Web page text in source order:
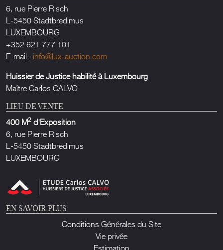
6, rue Pierre Risch
L-5450 Stadtbredimus
LUXEMBOURG
+352 621 777 101
E-mail : info@lux-auction.com
Huissier de Justice habilité à Luxembourg
Maître Carlos CALVO
LIEU DE VENTE
400 M2 d'Exposition
6, rue Pierre Risch
L-5450 Stadtbredimus
LUXEMBOURG
EN SAVOIR PLUS
Conditions Générales du Site
Vie privée
Estimation